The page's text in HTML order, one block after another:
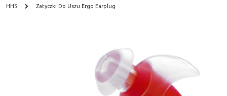
HHS Zatyczki Do Uszu Ergo Earplug